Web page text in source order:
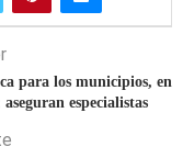
para los municipios, en
especialistas